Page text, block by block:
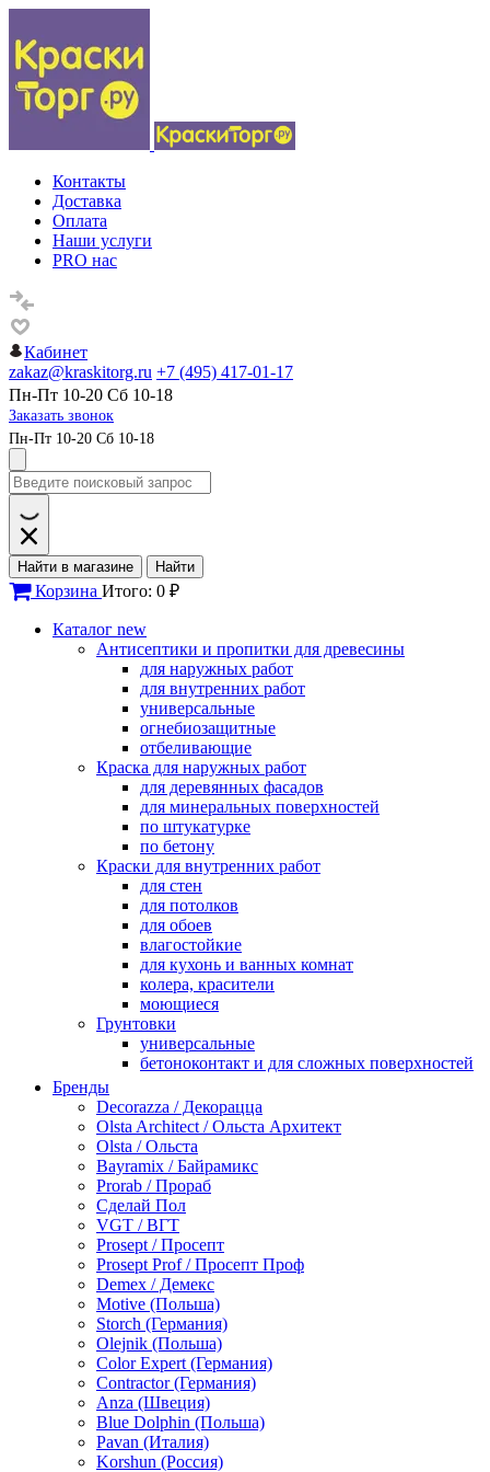
Контакты
Доставка
Оплата
Наши услуги
PRO нас
Кабинет
zakaz@kraskitorg.ru +7 (495) 417-01-17
Пн-Пт 10-20 Сб 10-18
Заказать звонок
Пн-Пт 10-20 Сб 10-18
Найти в магазине Найти
Корзина Итого: 0 ₽
Каталог new
Антисептики и пропитки для древесины
для наружных работ
для внутренних работ
универсальные
огнебиозащитные
отбеливающие
Краска для наружных работ
для деревянных фасадов
для минеральных поверхностей
по штукатурке
по бетону
Краски для внутренних работ
для стен
для потолков
для обоев
влагостойкие
для кухонь и ванных комнат
колера, красители
моющиеся
Грунтовки
универсальные
бетоноконтакт и для сложных поверхностей
по металлу
антикорозийные
под декоративные штукатурки
для гипсокартона
под штукатурку
Герметик
акриловые
силиконовые универсальные, нейтральные
силиконовые санитарные (антигрибковые)
шовные для срубов
для кровли
для каминов
полиуретановые
Декоративные штукатурки и краски
краски для декора, патина
мокрый шелк
венецианские (эффект мрамора)
песок (эффект песчаных вихрей)
декоративная шпаклевка
Бренды
Decorazza / Декорацца
Olsta Architect / Ольста Архитект
Olsta / Ольста
Bayramix / Байрамикс
Prorab / Прораб
Сделай Пол
VGT / ВГТ
Prosept / Просепт
Prosept Prof / Просепт Проф
Demex / Демекс
Motive (Польша)
Storch (Германия)
Olejnik (Польша)
Color Expert (Германия)
Contractor (Германия)
Anza (Швеция)
Blue Dolphin (Польша)
Pavan (Италия)
Korshun (Россия)